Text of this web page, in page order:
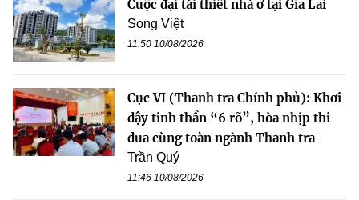
Cuộc đại tái thiết nhà ở tại Gia Lai
Song Việt
11:50 10/08/2026
Cục VI (Thanh tra Chính phủ): Khơi
dậy tinh thần “6 rõ”, hòa nhịp thi
đua cùng toàn ngành Thanh tra
Trần Quý
11:46 10/08/2026